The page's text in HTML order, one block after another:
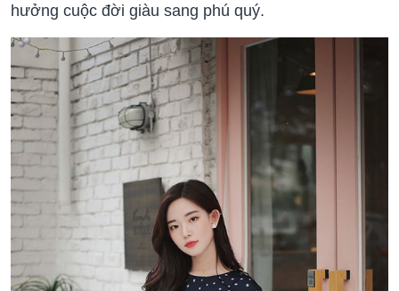
hưởng cuộc đời giàu sang phú quý.